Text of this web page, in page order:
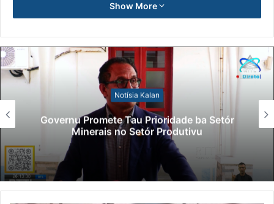
Show More
Notísia Kalan
Governu Promete Tau Prioridade ba Setór
Minerais no Setór Produtivu